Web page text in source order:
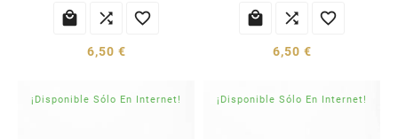
  
6,50 €
  
6,50 €
¡Disponible Sólo En Internet! ¡Disponible Sólo En Internet!